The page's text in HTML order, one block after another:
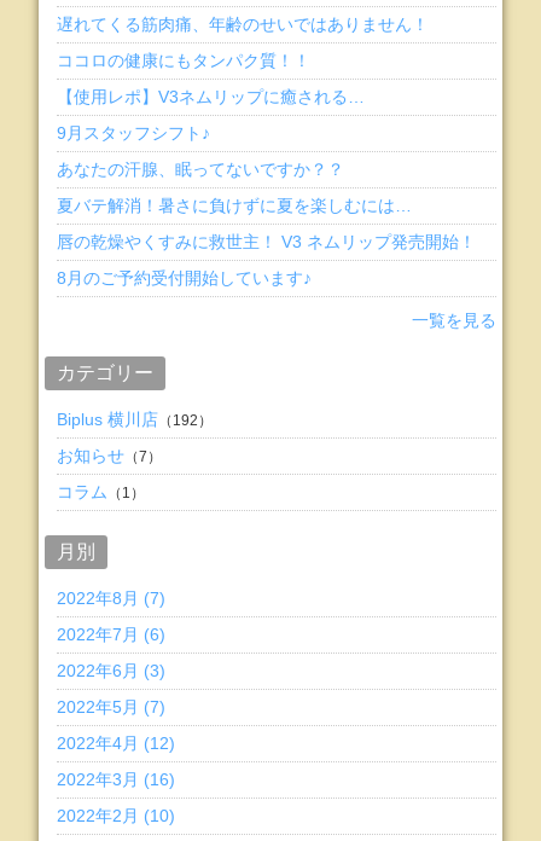
遅れてくる筋肉痛、年齢のせいではありません！
ココロの健康にもタンパク質！！
【使用レポ】V3ネムリップに癒される…
9月スタッフシフト♪
あなたの汗腺、眠ってないですか？？
夏バテ解消！暑さに負けずに夏を楽しむには…
唇の乾燥やくすみに救世主！ V3 ネムリップ発売開始！
8月のご予約受付開始しています♪
一覧を見る
カテゴリー
Biplus 横川店 （192）
お知らせ （7）
コラム （1）
月別
2022年8月 (7)
2022年7月 (6)
2022年6月 (3)
2022年5月 (7)
2022年4月 (12)
2022年3月 (16)
2022年2月 (10)